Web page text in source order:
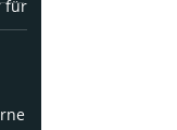
für